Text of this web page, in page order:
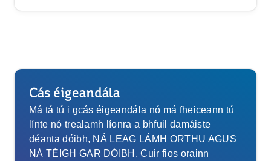
Cás éigeandála
Má tá tú i gcás éigeandála nó má fheiceann tú
línte nó trealamh líonra a bhfuil damáiste
déanta dóibh, NÁ LEAG LÁMH ORTHU AGUS
NÁ TÉIGH GAR DÓIBH. Cuir fios orainn